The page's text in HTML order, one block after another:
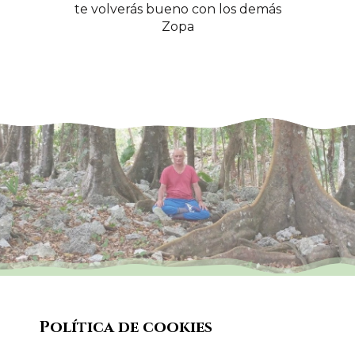
te volverás bueno con los demás
Zopa
Lobsang Zopa
Política de cookies